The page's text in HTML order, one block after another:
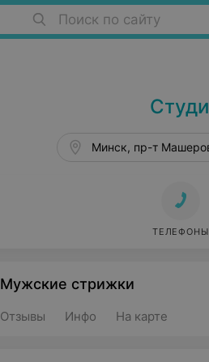
Поиск по сайту
Салоны красоты в Минске
Минск, пр-т
ТЕЛЕФОНЫ
Мужские стрижки
Отзывы Инфо На карте